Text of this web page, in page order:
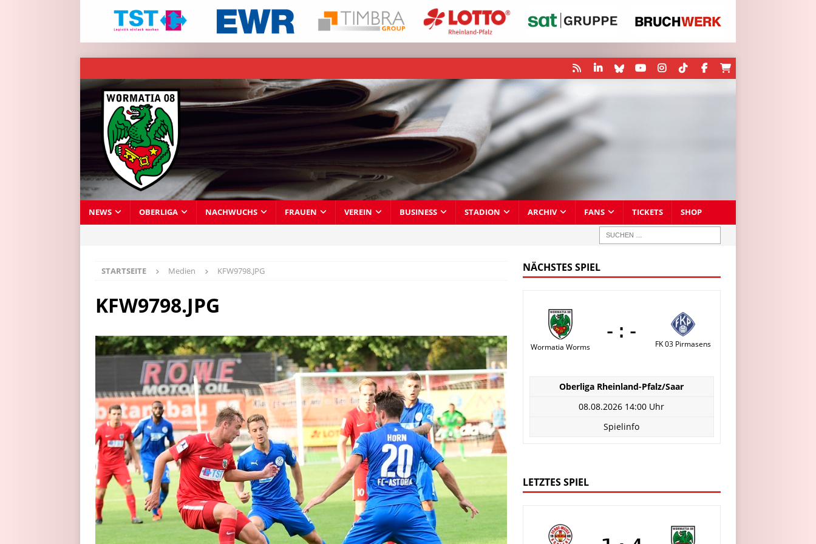
NEWS OBERLIGA NACHWUCHS FRAUEN VEREIN BUSINESS STADION ARCHIV FANS TICKETS SHOP
STARTSEITE Medien KFW9798.JPG
KFW9798.JPG
NÄCHSTES SPIEL
Wormatia Worms
-:-
FK 03 Pirmasens
Oberliga Rheinland-Pfalz/Saar
08.08.2026 14:00 Uhr
Spielinfo
LETZTES SPIEL